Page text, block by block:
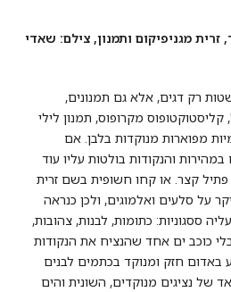
מגניפיקום ותמנון, צילם: שאדי
רק דגים, אלא גם תמנונים,
מקרופוס, תמנון לילי
מפוארות מנוקדות בלבן. אם
והנקודות בולטות עליו עוד
קצר. או קחו חשופית בשם זרית
על סלעים ואלמוגים, ולכן כנראה
ססגוניות: כתומות, לבנות, צהובות,
בלי כוכב ים אחד שהנציח את הנקודות
באדום חזק ומנוקד בכתמים לבנים
של נציגים מנוקדים, השונית והים